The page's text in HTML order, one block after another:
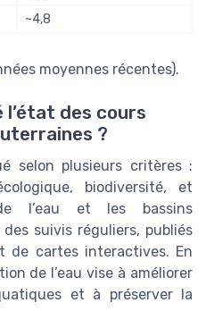
~4,8
moyennes récentes).
des cours
?
selon plusieurs critères :
biodiversité, et
l’eau et les bassins
suivis réguliers, publiés
de cartes interactives. En
de l’eau vise à améliorer
et à préserver la